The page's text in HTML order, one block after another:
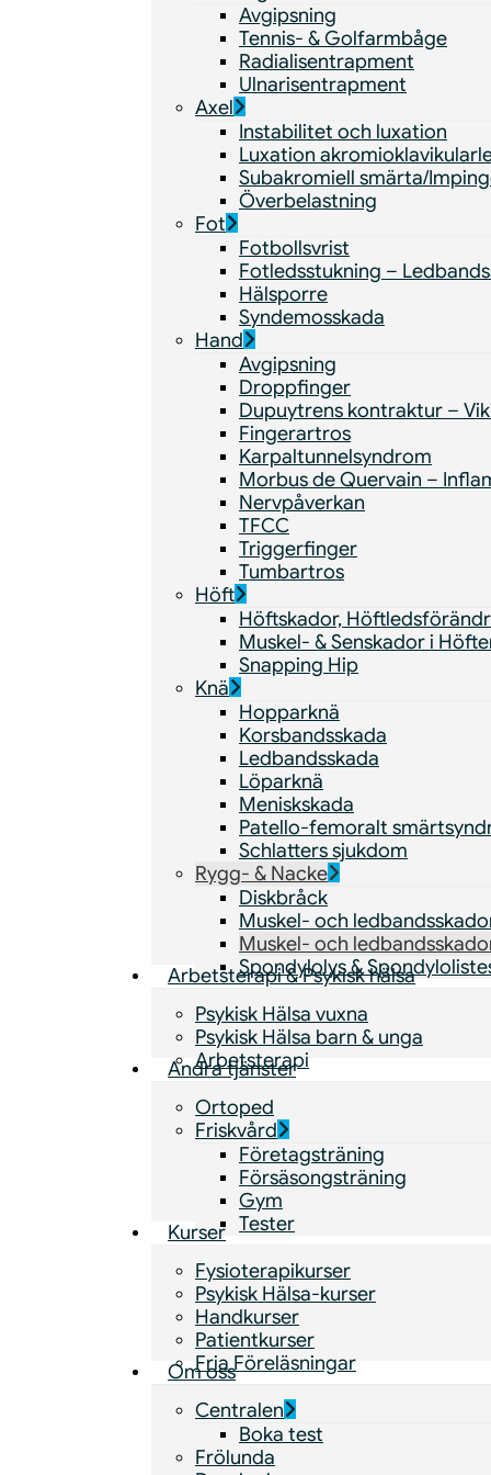
Avgipsning
Tennis- & Golfarmbåge
Radialisentrapment
Ulnarisentrapment
Axel
Instabilitet och luxation
Luxation
Subakromiell smärta/
Överbelastning
Fot
Fotbollsvrist
Fotledsstukning –
Hälsporre
Syndemosskada
Hand
Avgipsning
Droppfinger
Dupuytrens kontraktur –
Fingerartros
Karpaltunnelsyndrom
Morbus de Quervain –
Nervpåverkan
TFCC
Triggerfinger
Tumbartros
Höft
Höftskador,
Muskel- & Senskador i
Snapping Hip
Knä
Hopparknä
Korsbandsskada
Ledbandsskada
Löparknä
Meniskskada
Patello-femoralt
Schlatters sjukdom
Rygg- & Nacke
Diskbråck
Muskel- och
Muskel- och
Spondylolys &
Arbetsterapi & Psykisk hälsa
Psykisk Hälsa vuxna
Psykisk Hälsa barn & unga
Arbetsterapi
Andra tjänster
Ortoped
Friskvård
Företagsträning
Försäsongsträning
Gym
Tester
Kurser
Fysioterapikurser
Psykisk Hälsa-kurser
Handkurser
Patientkurser
Fria Föreläsningar
Om oss
Centralen
Boka test
Frölunda